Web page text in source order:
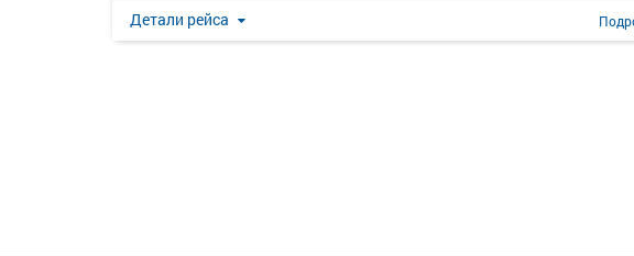
Детали рейса